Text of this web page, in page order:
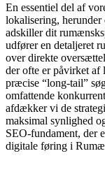
En essentiel del af
lokalisering,
adskiller dit
udfører en detaljeret
over direkte
der ofte er påvirket af
præcise “long-tail”
omfattende
afdækker vi de
maksimal synlighed
SEO-fundament, der
digitale føring i